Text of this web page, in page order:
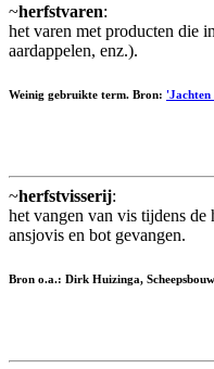
~herfstvaren:
het varen met producten die
aardappelen, enz.).
Weinig gebruikte term. Bron: 'Jachten
~herfstvisserij:
het vangen van vis tijdens
ansjovis en bot gevangen.
Bron o.a.: Dirk Huizinga,